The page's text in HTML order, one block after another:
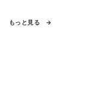
もっと見る